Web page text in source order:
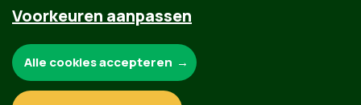
Groen.be
Contact Privacybeleid
Voorkeuren aanpassen
Alle cookies accepteren